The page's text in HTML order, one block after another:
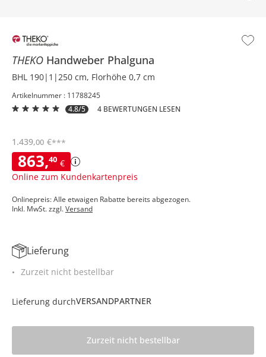
THEKO Handweber Phalguna
BHL 190|1|250 cm, Florhöhe 0,7 cm
Artikelnummer : 11788245
4.8/5
4 BEWERTUNGEN LESEN
863,40 €
Online zum Kundenkartenpreis
1.439,00 €***
Onlinepreis: Alle etwaigen Rabatte bereits abgezogen.
Inkl. MwSt. zzgl.Versand
Lieferung
Zurzeit nicht bestellbar
Lieferung durchVERSANDPARTNER
Zurzeit nicht bestellbar